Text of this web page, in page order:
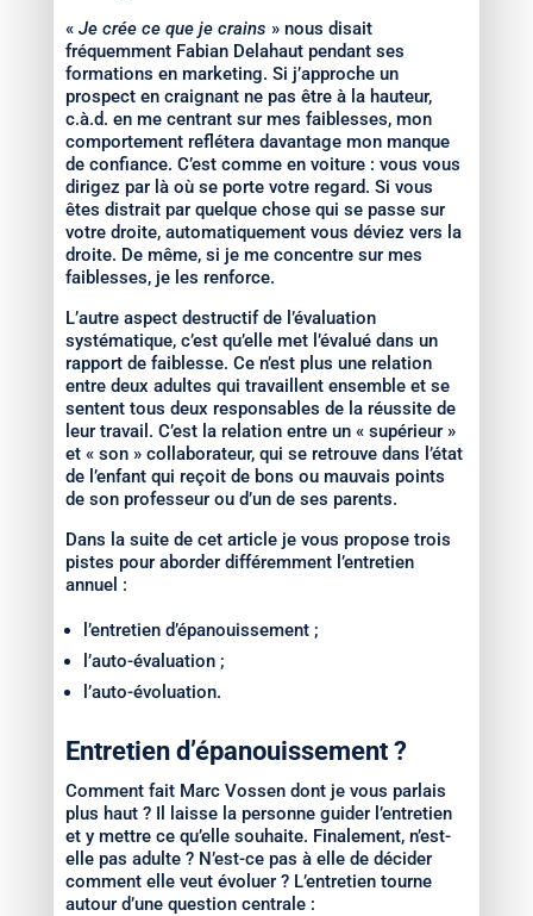
«Je crée ce que je crains » nous disait
fréquemment Fabian Delahaut pendant ses
formations en marketing. Si j’approche un
prospect en craignant ne pas être à la hauteur,
c.à.d. en me centrant sur mes faiblesses, mon
comportement reflétera davantage mon manque
de confiance. C’est comme en voiture : vous vous
dirigez par là où se porte votre regard. Si vous
êtes distrait par quelque chose qui se passe sur
votre droite, automatiquement vous déviez vers la
droite. De même, si je me concentre sur mes
faiblesses, je les renforce.
L’autre aspect destructif de l’évaluation
systématique, c’est qu’elle met l’évalué dans un
rapport de faiblesse. Ce n’est plus une relation
entre deux adultes qui travaillent ensemble et se
sentent tous deux responsables de la réussite de
leur travail. C’est la relation entre un « supérieur »
et « son » collaborateur, qui se retrouve dans l’état
de l’enfant qui reçoit de bons ou mauvais points
de son professeur ou d’un de ses parents.
Dans la suite de cet article je vous propose trois
pistes pour aborder différemment l’entretien
annuel :
l’entretien d’épanouissement ;
l’auto-évaluation ;
l’auto-évoluation.
Entretien d’épanouissement ?
Comment fait Marc Vossen dont je vous parlais
plus haut ? Il laisse la personne guider l’entretien
et y mettre ce qu’elle souhaite. Finalement, n’est-
elle pas adulte ? N’est-ce pas à elle de décider
comment elle veut évoluer ? L’entretien tourne
autour d’une question centrale :